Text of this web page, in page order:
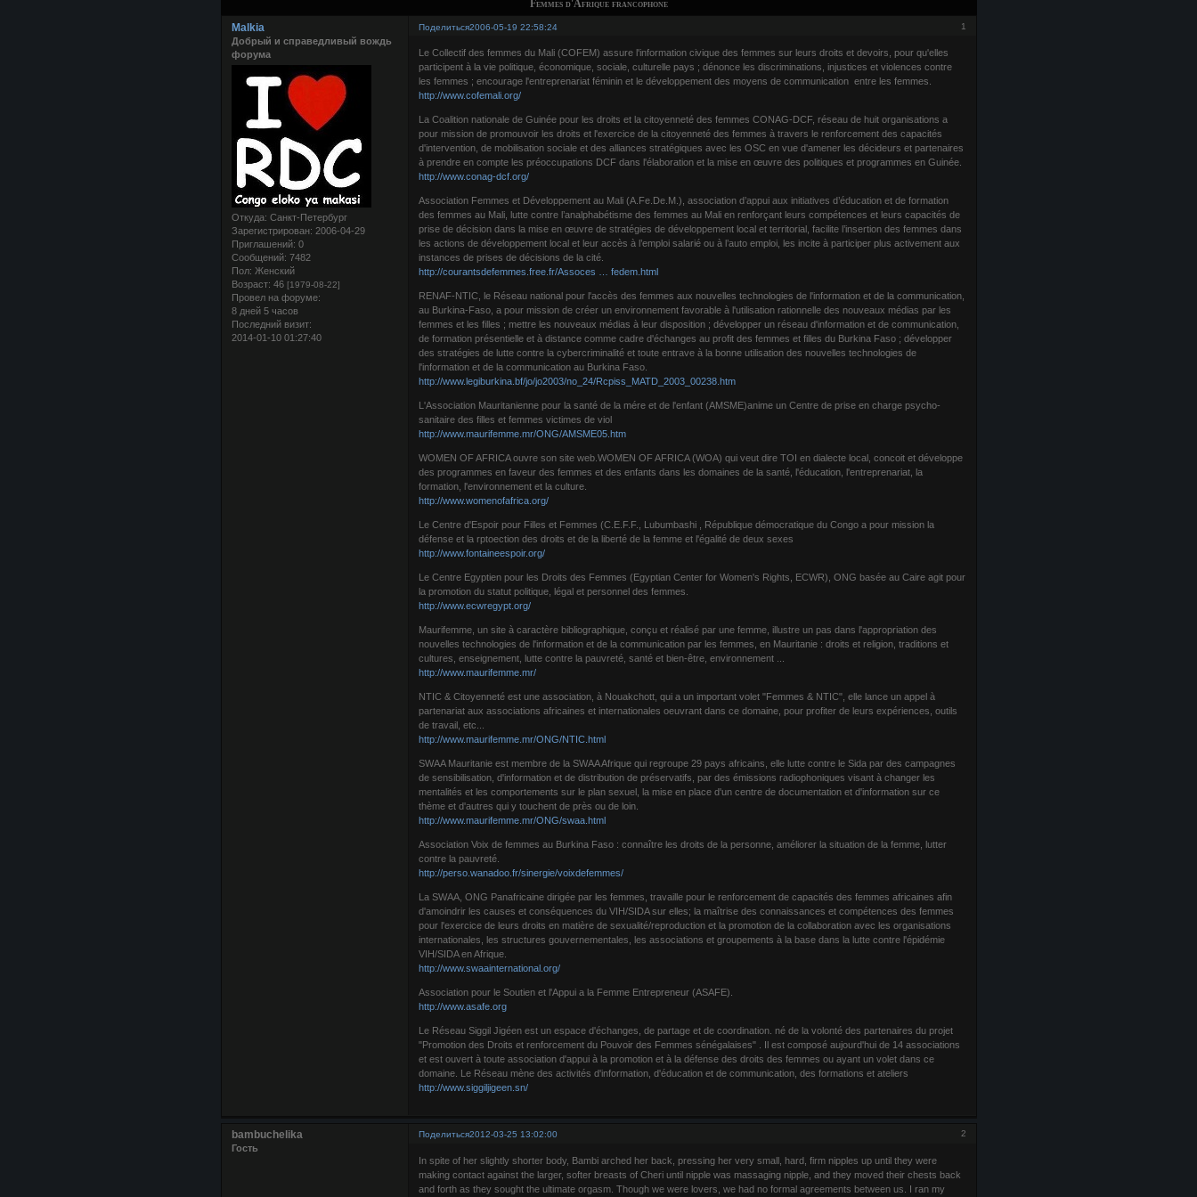
Femmes d'Afrique francophone
Поделиться 1
2006-05-19 22:58:24
Malkia
Добрый и справедливый вождь
форума
Откуда: Санкт-Петербург
Зарегистрирован: 2006-04-29
Приглашений: 0
Сообщений: 7482
Пол: Женский
Возраст: 46 [1979-08-22]
Провел на форуме:
8 дней 5 часов
Последний визит:
2014-01-10 01:27:40
Le Collectif des femmes du Mali (COFEM) assure l'information civique des femmes sur leurs droits et devoirs, pour qu'elles
participent à la vie politique, économique, sociale, culturelle pays ; dénonce les discriminations, injustices et violences contre
les femmes ; encourage l'entreprenariat féminin et le développement des moyens de communication entre les femmes.
http://www.cofemali.org/
La Coalition nationale de Guinée pour les droits et la citoyenneté des femmes CONAG-DCF, réseau de huit organisations a
pour mission de promouvoir les droits et l'exercice de la citoyenneté des femmes à travers le renforcement des capacités
d'intervention, de mobilisation sociale et des alliances stratégiques avec les OSC en vue d'amener les décideurs et partenaires
à prendre en compte les préoccupations DCF dans l'élaboration et la mise en œuvre des politiques et programmes en Guinée.
http://www.conag-dcf.org/
Association Femmes et Développement au Mali (A.Fe.De.M.), association d’appui aux initiatives d’éducation et de formation
des femmes au Mali, lutte contre l’analphabétisme des femmes au Mali en renforçant leurs compétences et leurs capacités de
prise de décision dans la mise en œuvre de stratégies de développement local et territorial, facilite l’insertion des femmes dans
les actions de développement local et leur accès à l’emploi salarié ou à l’auto emploi, les incite à participer plus activement aux
instances de prises de décisions de la cité.
http://courantsdefemmes.free.fr/Assoces … fedem.html
RENAF-NTIC, le Réseau national pour l'accès des femmes aux nouvelles technologies de l'information et de la communication,
au Burkina-Faso, a pour mission de créer un environnement favorable à l'utilisation rationnelle des nouveaux médias par les
femmes et les filles ; mettre les nouveaux médias à leur disposition ; développer un réseau d'information et de communication,
de formation présentielle et à distance comme cadre d'échanges au profit des femmes et filles du Burkina Faso ; développer
des stratégies de lutte contre la cybercriminalité et toute entrave à la bonne utilisation des nouvelles technologies de
l'information et de la communication au Burkina Faso.
http://www.legiburkina.bf/jo/jo2003/no_24/Rcpiss_MATD_2003_00238.htm
L'Association Mauritanienne pour la santé de la mére et de l'enfant (AMSME)anime un Centre de prise en charge psycho-
sanitaire des filles et femmes victimes de viol
http://www.maurifemme.mr/ONG/AMSME05.htm
WOMEN OF AFRICA ouvre son site web.WOMEN OF AFRICA (WOA) qui veut dire TOI en dialecte local, concoit et développe
des programmes en faveur des femmes et des enfants dans les domaines de la santé, l'éducation, l'entreprenariat, la
formation, l'environnement et la culture.
http://www.womenofafrica.org/
Le Centre d'Espoir pour Filles et Femmes (C.E.F.F., Lubumbashi , République démocratique du Congo a pour mission la
défense et la rptoection des droits et de la liberté de la femme et l'égalité de deux sexes
http://www.fontaineespoir.org/
Le Centre Egyptien pour les Droits des Femmes (Egyptian Center for Women's Rights, ECWR), ONG basée au Caire agit pour
la promotion du statut politique, légal et personnel des femmes.
http://www.ecwregypt.org/
Maurifemme, un site à caractère bibliographique, conçu et réalisé par une femme, illustre un pas dans l'appropriation des
nouvelles technologies de l'information et de la communication par les femmes, en Mauritanie : droits et religion, traditions et
cultures, enseignement, lutte contre la pauvreté, santé et bien-être, environnement ...
http://www.maurifemme.mr/
NTIC & Citoyenneté est une association, à Nouakchott, qui a un important volet "Femmes & NTIC", elle lance un appel à
partenariat aux associations africaines et internationales oeuvrant dans ce domaine, pour profiter de leurs expériences, outils
de travail, etc...
http://www.maurifemme.mr/ONG/NTIC.html
SWAA Mauritanie est membre de la SWAA Afrique qui regroupe 29 pays africains, elle lutte contre le Sida par des campagnes
de sensibilisation, d'information et de distribution de préservatifs, par des émissions radiophoniques visant à changer les
mentalités et les comportements sur le plan sexuel, la mise en place d'un centre de documentation et d'information sur ce
thème et d'autres qui y touchent de près ou de loin.
http://www.maurifemme.mr/ONG/swaa.html
Association Voix de femmes au Burkina Faso : connaître les droits de la personne, améliorer la situation de la femme, lutter
contre la pauvreté.
http://perso.wanadoo.fr/sinergie/voixdefemmes/
La SWAA, ONG Panafricaine dirigée par les femmes, travaille pour le renforcement de capacités des femmes africaines afin
d'amoindrir les causes et conséquences du VIH/SIDA sur elles; la maîtrise des connaissances et compétences des femmes
pour l'exercice de leurs droits en matière de sexualité/reproduction et la promotion de la collaboration avec les organisations
internationales, les structures gouvernementales, les associations et groupements à la base dans la lutte contre l'épidémie
VIH/SIDA en Afrique.
http://www.swaainternational.org/
Association pour le Soutien et l'Appui a la Femme Entrepreneur (ASAFE).
http://www.asafe.org
Le Réseau Siggil Jigéen est un espace d'échanges, de partage et de coordination. né de la volonté des partenaires du projet
"Promotion des Droits et renforcement du Pouvoir des Femmes sénégalaises" . Il est composé aujourd'hui de 14 associations
et est ouvert à toute association d'appui à la promotion et à la défense des droits des femmes ou ayant un volet dans ce
domaine. Le Réseau mène des activités d'information, d'éducation et de communication, des formations et ateliers
http://www.siggiljigeen.sn/
Поделиться 2
2012-03-25 13:02:00
bambuchelika
Гость
In spite of her slightly shorter body, Bambi arched her back, pressing her very small, hard, firm nipples up until they were
making contact against the larger, softer breasts of Cheri until nipple was massaging nipple, and they moved their chests back
and forth as they sought the ultimate orgasm. Though we were lovers, we had no formal agreements between us. I ran my